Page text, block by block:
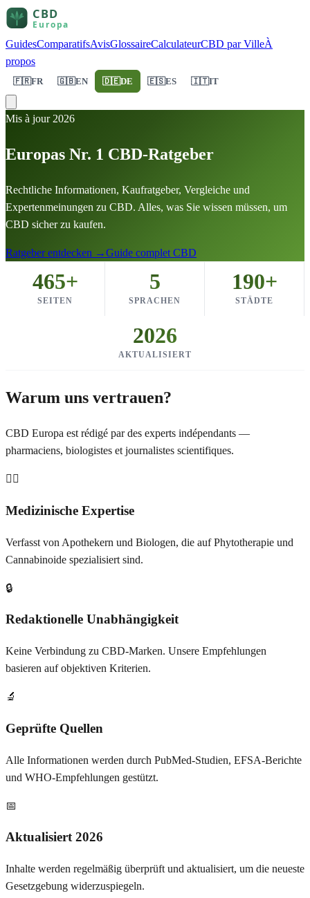
GuidesComparatifsAvisGlossaireCalculateurCBD par VilleÀ
propos
🇫🇷FR 🇬🇧EN 🇩🇪DE 🇪🇸ES 🇮🇹IT
Mis à jour 2026
Europas Nr. 1 CBD-Ratgeber
Rechtliche Informationen, Kaufratgeber, Vergleiche und
Expertenmeinungen zu CBD. Alles, was Sie wissen müssen, um
CBD sicher zu kaufen.
Ratgeber entdecken →Guide complet CBD
465+
SEITEN
5
SPRACHEN
190+
STÄDTE
2026
AKTUALISIERT
Warum uns vertrauen?
CBD Europa est rédigé par des experts indépendants —
pharmaciens, biologistes et journalistes scientifiques.
👩‍⚕️
Medizinische Expertise
Verfasst von Apothekern und Biologen, die auf Phytotherapie und
Cannabinoide spezialisiert sind.
🔒
Redaktionelle Unabhängigkeit
Keine Verbindung zu CBD-Marken. Unsere Empfehlungen
basieren auf objektiven Kriterien.
🔬
Geprüfte Quellen
Alle Informationen werden durch PubMed-Studien, EFSA-Berichte
und WHO-Empfehlungen gestützt.
📅
Aktualisiert 2026
Inhalte werden regelmäßig überprüft und aktualisiert, um die neueste
Gesetzgebung widerzuspiegeln.